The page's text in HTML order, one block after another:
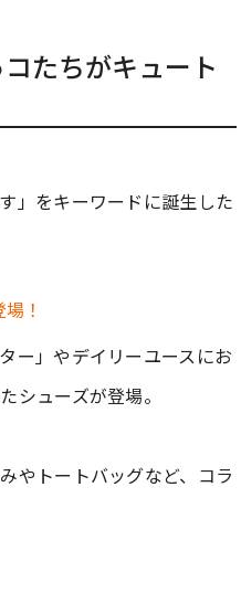
たちがキュート
」をキーワードに誕生した
ー」やデイリーユースにお
シューズが登場。
やトートバッグなど、コラ